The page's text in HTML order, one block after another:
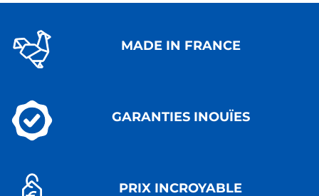
MADE IN FRANCE
GARANTIES INOUÏES
PRIX INCROYABLE